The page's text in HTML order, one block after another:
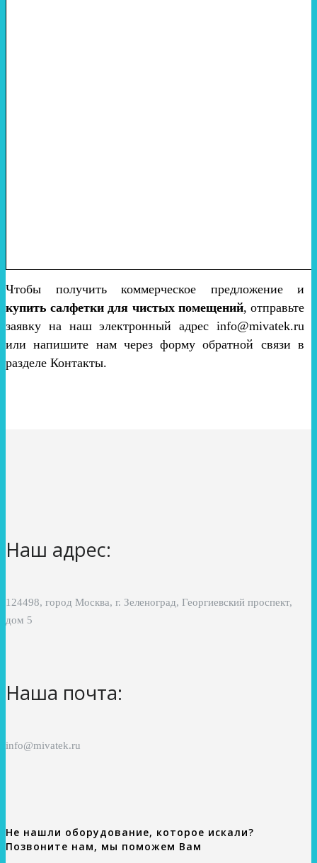
Чтобы получить коммерческое предложение и
купить салфетки для чистых помещений, отправьте
заявку на наш электронный адрес info@mivatek.ru
или напишите нам через форму обратной связи в
разделе Контакты.
Наш адрес:
124498, город Москва, г. Зеленоград, Георгиевский проспект,
дом 5
Наша почта:
info@mivatek.ru
Не нашли оборудование, которое искали?
Позвоните нам, мы поможем Вам